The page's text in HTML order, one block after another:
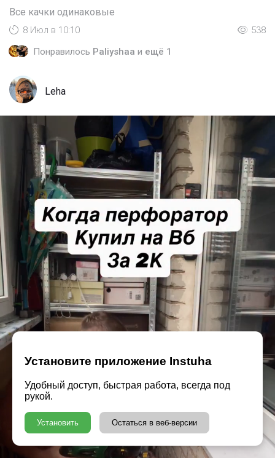
Установите приложение Instuha
Удобный доступ, быстрая работа, всегда под
рукой.
Установить Остаться в веб-версии
Все качки одинаковые
8 Июл в 10:10
538
Понравилось Paliyshaa и ещё 1
Leha